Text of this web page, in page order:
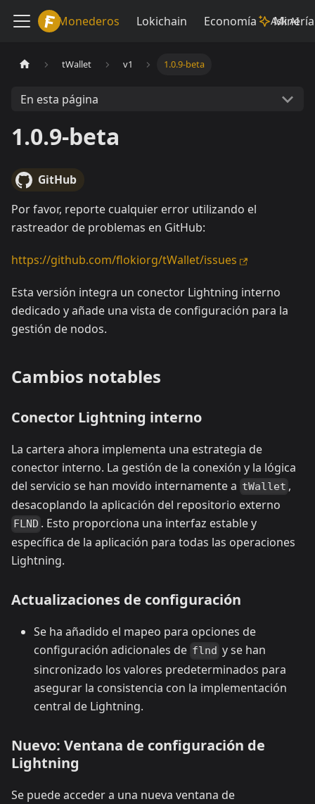
Lokiwiki
Monederos Lokichain Economía Minería
Ask AI
tWallet v1 1.0.9-beta
En esta página
1.0.9-beta
GitHub
Por favor, reporte cualquier error utilizando el
rastreador de problemas en GitHub:
https://github.com/flokiorg/tWallet/issues
Esta versión integra un conector Lightning interno
dedicado y añade una vista de configuración para la
gestión de nodos.
Cambios notables
Conector Lightning interno
La cartera ahora implementa una estrategia de
conector interno. La gestión de la conexión y la lógica
del servicio se han movido internamente a tWallet ,
desacoplando la aplicación del repositorio externo
FLND . Esto proporciona una interfaz estable y
específica de la aplicación para todas las operaciones
Lightning.
Actualizaciones de configuración
Se ha añadido el mapeo para opciones de
configuración adicionales de flnd y se han
sincronizado los valores predeterminados para
asegurar la consistencia con la implementación
central de Lightning.
Nuevo: Ventana de configuración de
Lightning
Se puede acceder a una nueva ventana de